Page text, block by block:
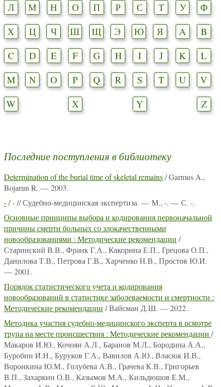
Л
М Н О П Р С Т У
Ф
Х
Ц Ч Ш Щ Э Ю Я A
B
C
D E F G H I J K
L
M
N O P Q R S T U
V
W
X Y Z
Последние поступления в библиотеку
Determination of the burial time of skeletal remains/ Garmus A.,
Bojarun R. — 2003.
-/ - // Судебно-медицинская экспертиза. — М., -. — С. -.
Основные принципы выбора и кодирования первоначальной
причины смерти больных со злокачественными
новообразованиями : Методические рекомендации /
Старинский В.В., Франк Г.А., Какорина Е.П., Грецова О.П.,
Данилова Т.В., Петрова Г.В., Харченко Н.В., Простов Ю.И.
— 2001.
Порядок статистического учета и кодирования
новообразований в статистике заболеваемости и смертности :
Методические рекомендации / Вайсман Д.Ш. — 2022.
Методика участия судебно-медицинского эксперта в осмотре
трупа на месте происшествия : Методические рекомендации /
Макаров И.Ю., Кочоян А.Л., Баранов М.Л., Бородина А.А.,
Буробин И.Н., Буруков Г.А., Вавилов А.Ю., Власюк И.В.,
Воронкина Ю.М., Голубева А.В., Грачева К.В., Григорьев
В.П., Захаркин О.В., Казымов М.А., Кильдюшов Е.М.,